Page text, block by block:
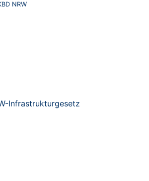
NRW
Infrastrukturgesetz